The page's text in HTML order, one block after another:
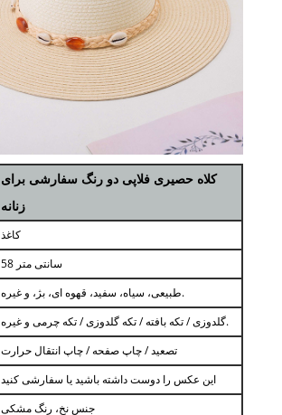
کلاه حصیری فلاپی دو رنگ سفارشی برای
زنانه
کاغذ
58 سانتی متر
طبیعی، سیاه، سفید، قهوه ای، بژ، و غیره.
گلدوزی / تکه بافته / تکه گلدوزی / تکه چرمی و غیره.
تصعید / چاپ صفحه / چاپ انتقال حرارت
این عکس را دوست داشته باشید یا سفارشی کنید
جنس نخ، رنگ مشکی